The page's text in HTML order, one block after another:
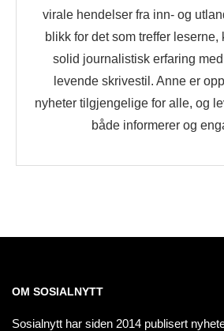
virale hendelser fra inn- og
blikk for det som treffer leserne,
solid journalistisk erfaring
levende skrivestil. Anne er
nyheter tilgjengelige for alle, og
både informerer og
OM SOSIALNYTT
Sosialnytt har siden 2014 publisert